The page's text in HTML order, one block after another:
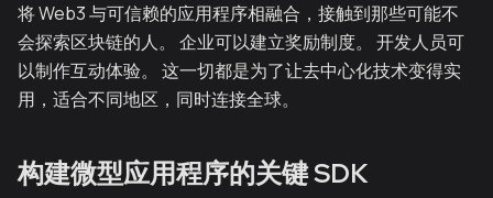
将 Web3 与可信赖的应用程序相融合，接触到那些可能不
会探索区块链的人。 企业可以建立奖励制度。 开发人员可
以制作互动体验。 这一切都是为了让去中心化技术变得实
用，适合不同地区，同时连接全球。
构建微型应用程序的关键 SDK